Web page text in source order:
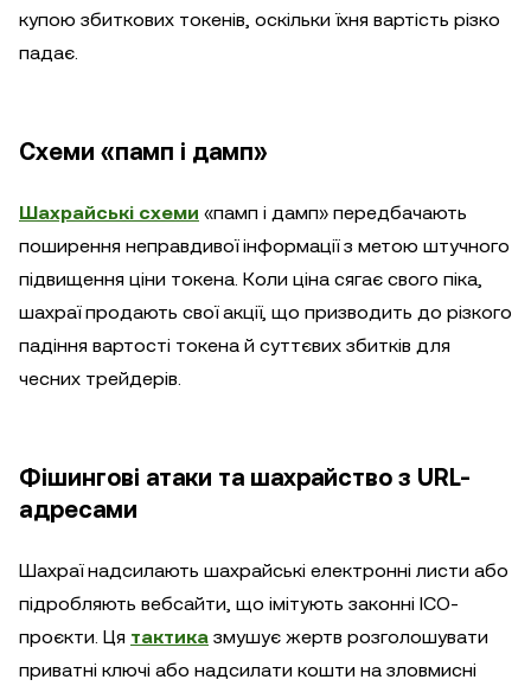
купою збиткових токенів, оскільки їхня вартість різко
падає.
Схеми «памп і дамп»
Шахрайські схеми «памп і дамп» передбачають
поширення неправдивої інформації з метою штучного
підвищення ціни токена. Коли ціна сягає свого піка,
шахраї продають свої акції, що призводить до різкого
падіння вартості токена й суттєвих збитків для
чесних трейдерів.
Фішингові атаки та шахрайство з URL-
адресами
Шахраї надсилають шахрайські електронні листи або
підробляють вебсайти, що імітують законні ICO-
проєкти. Ця тактика змушує жертв розголошувати
приватні ключі або надсилати кошти на зловмисні